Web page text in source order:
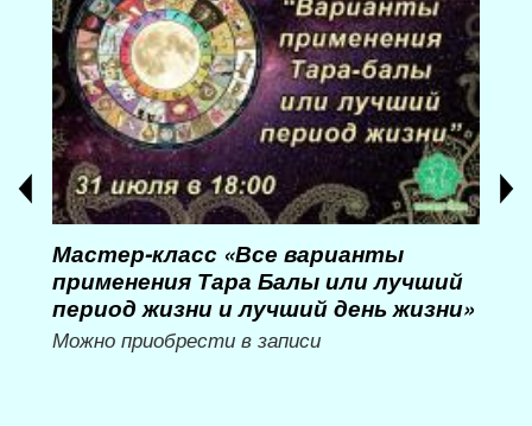
Мастер-класс «Все варианты
применения Тара Балы или лучший
период жизни и лучший день жизни»
Можно приобрести в записи